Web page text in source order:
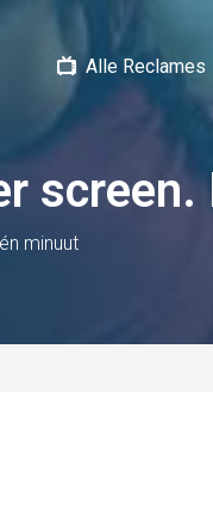
Alle Reclames
screen.
minuut